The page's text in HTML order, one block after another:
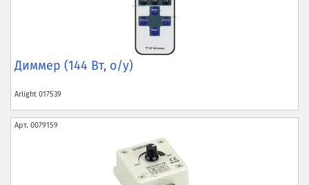
Диммер (144 Вт, о/у)
Arlight 017539
Арт. 0079159